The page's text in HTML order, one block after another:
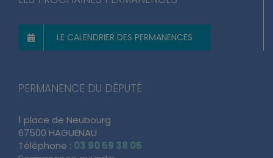
LE CALENDRIER DES PERMANENCES
1 place de Neubourg
67500 HAGUENAU